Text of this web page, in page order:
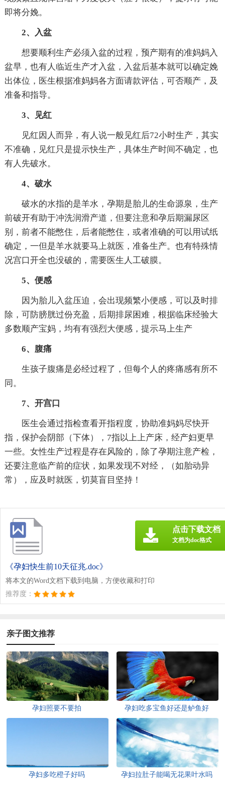
即将分娩。
2、入盆
想要顺利生产必须入盆的过程，预产期有的准妈妈入
盆早，也有人临近生产才入盆，入盆后基本就可以确定娩
出体位，医生根据准妈妈各方面请款评估，可否顺产，及
准备和指导。
3、见红
见红因人而异，有人说一般见红后72小时生产，其实
不准确，见红只是提示快生产，具体生产时间不确定，也
有人先破水。
4、破水
破水的水指的是羊水，孕期是胎儿的生命源泉，生产
前破开有助于冲洗润滑产道，但要注意和孕后期漏尿区
别，前者不能憋住，后者能憋住，或者准确的可以用试纸
确定，一但是羊水就要马上就医，准备生产。也有特殊情
况宫口开全也没破的，需要医生人工破膜。
5、便感
因为胎儿入盆压迫，会出现频繁小便感，可以及时排
除，可防膀胱过份充盈，后期排尿困难，根据临床经验大
多数顺产宝妈，均有有强烈大便感，提示马上生产
6、腹痛
生孩子腹痛是必经过程了，但每个人的疼痛感有所不
同。
7、开宫口
医生会通过指检查看开指程度，协助准妈妈尽快开
指，保护会阴部（下体），7指以上上产床，经产妇更早
一些。女性生产过程是存在风险的，除了孕期注意产检，
还要注意临产前的症状，如果发现不对经，（如胎动异
常），应及时就医，切莫盲目坚持！
《孕妇快生前10天征兆.doc》
将本文的Word文档下载到电脑，方便收藏和打印
推荐度：
点击下载文档
文档为doc格式
亲子图文推荐
孕妇照要不要拍 孕妇吃多宝鱼好还是鲈鱼好
孕妇多吃橙子好吗 孕妇拉肚子能喝无花果叶水吗